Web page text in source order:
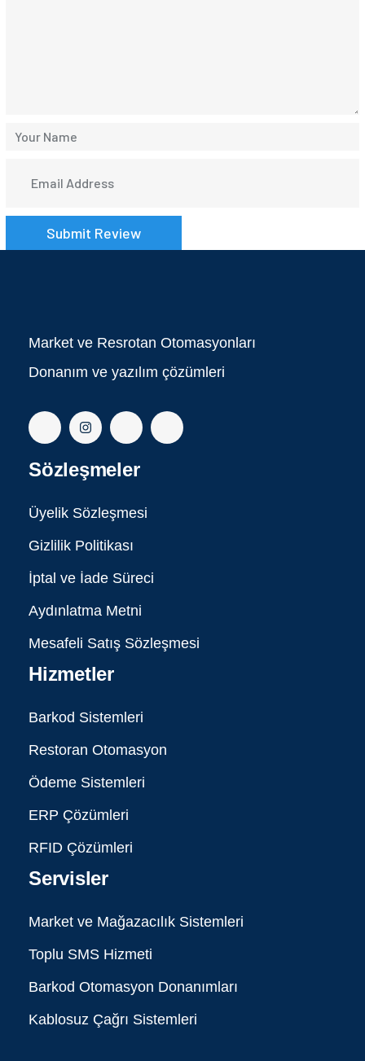
Market ve Resrotan Otomasyonları
Donanım ve yazılım çözümleri
Sözleşmeler
Üyelik Sözleşmesi
Gizlilik Politikası
İptal ve İade Süreci
Aydınlatma Metni
Mesafeli Satış Sözleşmesi
Hizmetler
Barkod Sistemleri
Restoran Otomasyon
Ödeme Sistemleri
ERP Çözümleri
RFID Çözümleri
Servisler
Market ve Mağazacılık Sistemleri
Toplu SMS Hizmeti
Barkod Otomasyon Donanımları
Kablosuz Çağrı Sistemleri